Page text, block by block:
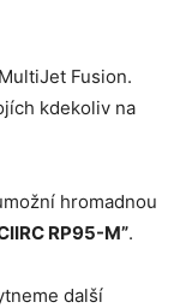
Fusion.
kdekoliv na
hromadnou
RP95-M”.
další